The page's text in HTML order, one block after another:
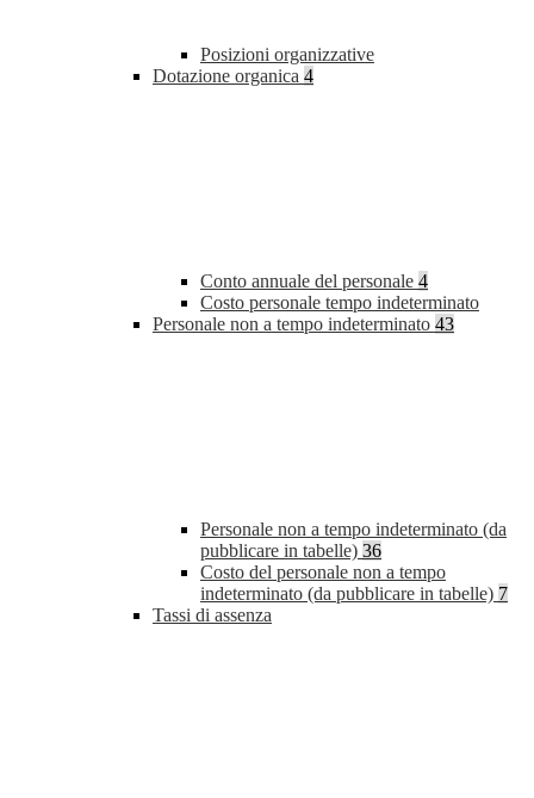
Posizioni organizzative
Dotazione organica 4
Conto annuale del personale 4
Costo personale tempo indeterminato
Personale non a tempo indeterminato 43
Personale non a tempo indeterminato (da
pubblicare in tabelle) 36
Costo del personale non a tempo
indeterminato (da pubblicare in tabelle) 7
Tassi di assenza